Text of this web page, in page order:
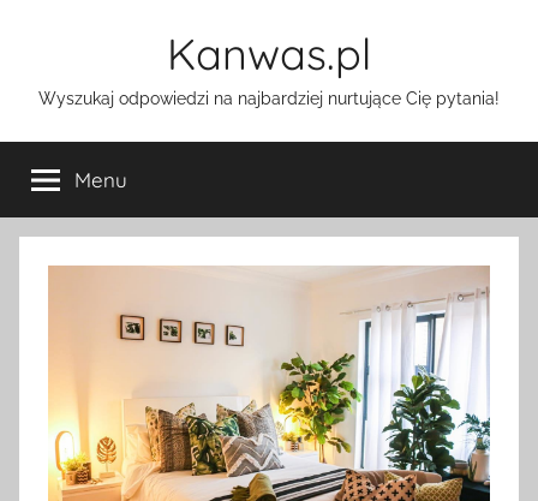
Kanwas.pl
Wyszukaj odpowiedzi na najbardziej nurtujące Cię pytania!
Menu